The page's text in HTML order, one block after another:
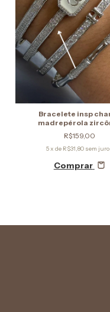
Bracelete insp
madrepérola
R$159,00
5 x de R$31,80 sem
Comprar